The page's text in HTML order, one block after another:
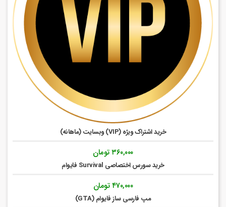
خرید اشتراک ویژه (VIP) وبسایت (ماهانه)
۳۶۰,۰۰۰تومان
خرید سورس اختصاصی Survival فایوام
۴۷۰,۰۰۰تومان
مپ فارسی ساز فایوام (GTA)